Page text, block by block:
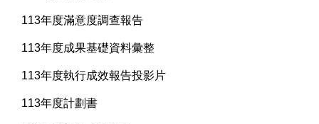
113年度滿意度調查報告
113年度成果基礎資料彙整
113年度執行成效報告投影片
113年度計劃書